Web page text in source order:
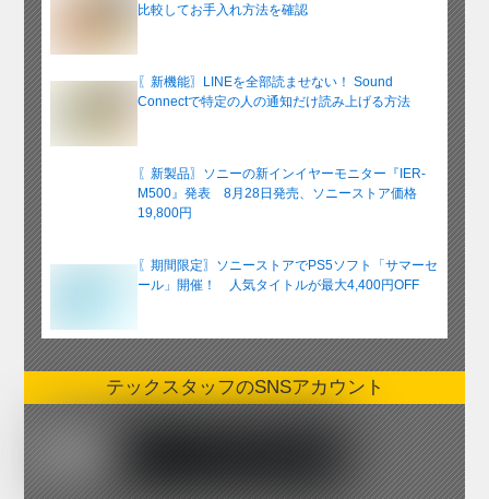
比較してお手入れ方法を確認
〖新機能〗LINEを全部読ませない！ Sound
Connectで特定の人の通知だけ読み上げる方法
〖新製品〗ソニーの新インイヤーモニター『IER-
M500』発表 8月28日発売、ソニーストア価格
19,800円
〖期間限定〗ソニーストアでPS5ソフト「サマーセ
ール」開催！ 人気タイトルが最大4,400円OFF
テックスタッフのSNSアカウント